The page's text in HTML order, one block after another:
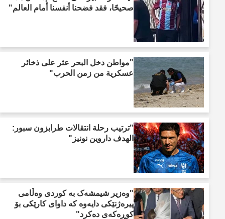
صحيحًا، فقد فضحنا أنفسنا أمام العالم"
"مواطن دخل البحر عثر على ذخائر
عسكرية من زمن الحرب"
"ترتيب رحلة انتقالات طرابزون سبور:
الهدف داروين نونيز"
"وەزیر شیمشەک بە کوردی وەڵامی
پیرەژنێکی دایەوە کە داوای کارێکی بۆ
کوڕەکەی دەکرد"